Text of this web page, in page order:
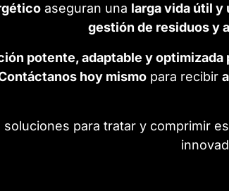
aseguran una larga vida útil y
gestión de residuos y
potente, adaptable y
hoy mismopara recibir
para tratar y comprimir